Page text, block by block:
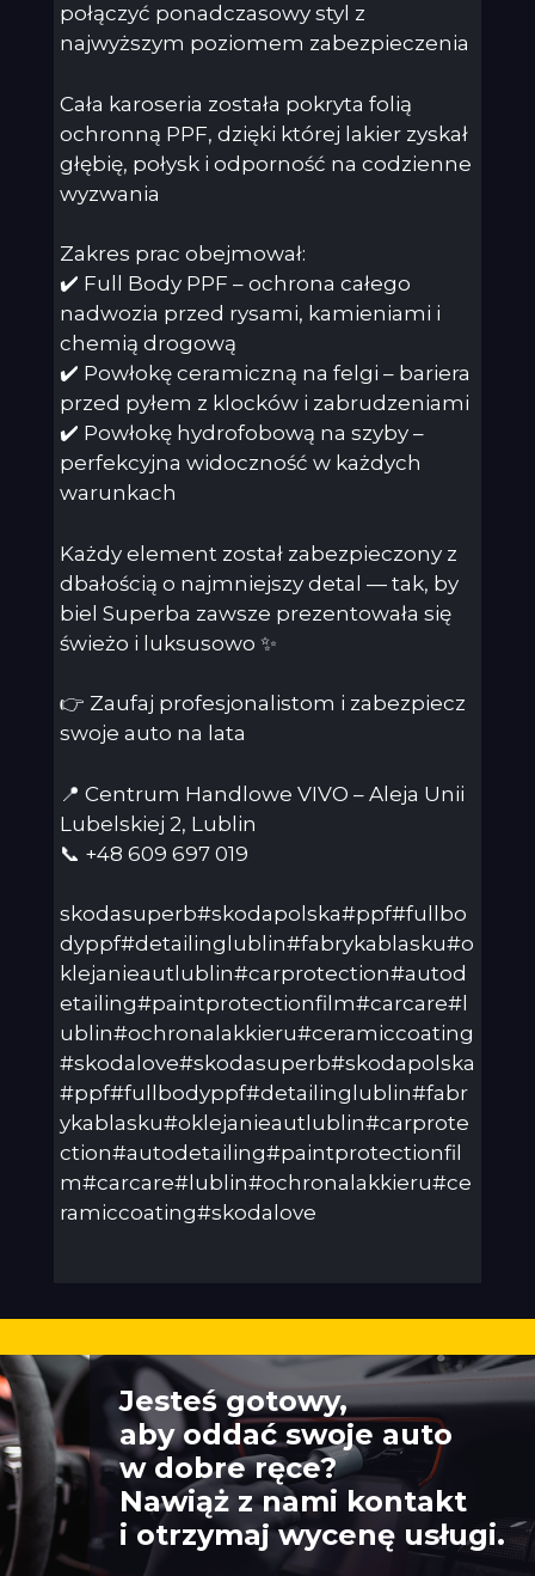
połączyć ponadczasowy styl z
najwyższym poziomem zabezpieczenia
Cała karoseria została pokryta folią
ochronną PPF, dzięki której lakier zyskał
głębię, połysk i odporność na codzienne
wyzwania
Zakres prac obejmował:
✔️ Full Body PPF – ochrona całego
nadwozia przed rysami, kamieniami i
chemią drogową
✔️ Powłokę ceramiczną na felgi – bariera
przed pyłem z klocków i zabrudzeniami
✔️ Powłokę hydrofobową na szyby –
perfekcyjna widoczność w każdych
warunkach
Każdy element został zabezpieczony z
dbałością o najmniejszy detal — tak, by
biel Superba zawsze prezentowała się
świeżo i luksusowo ✨
👉 Zaufaj profesjonalistom i zabezpiecz
swoje auto na lata
📍 Centrum Handlowe VIVO – Aleja Unii
Lubelskiej 2, Lublin
📞 +48 609 697 019
skodasuperb#skodapolska#ppf#fullbo
dyppf#detailinglublin#fabrykablasku#o
klejanieautlublin#carprotection#autod
etailing#paintprotectionfilm#carcare#l
ublin#ochronalakkieru#ceramiccoating
#skodalove#skodasuperb#skodapolska
#ppf#fullbodyppf#detailinglublin#fabr
ykablasku#oklejanieautlublin#carprote
ction#autodetailing#paintprotectionfil
m#carcare#lublin#ochronalakkieru#ce
ramiccoating#skodalove
Jesteś gotowy,
aby oddać swoje auto
w dobre ręce?
Nawiąż z nami kontakt
i otrzymaj wycenę usługi.